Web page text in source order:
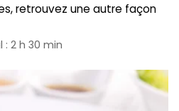
retrouvez une autre façon
2 h 30 min